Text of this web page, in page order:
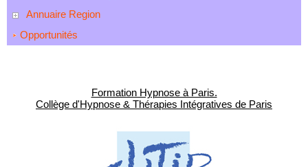
Annuaire Region
Opportunités
Formation Hypnose à Paris.
Collège d'Hypnose & Thérapies Intégratives de Paris